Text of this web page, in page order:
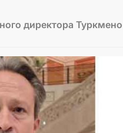
КОНСУЛЬСКИЕ
МИД
директора